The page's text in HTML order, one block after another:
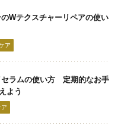
Wテクスチャーリペアの使い
ア
セラムの使い方 定期的なお手
よう